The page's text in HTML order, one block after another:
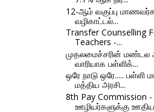
12-ஆம் வகுப்பு
வழிகாட்டல்...
Transfer Counselling
Teachers -...
முதலமைச்சரின் மண்டல
வாரியாக பள்ளிக்...
ஒரே நாடு ஒரே.....
மத்திய அரசி...
8th Pay Commission -
ஊழியர்களுக்கு